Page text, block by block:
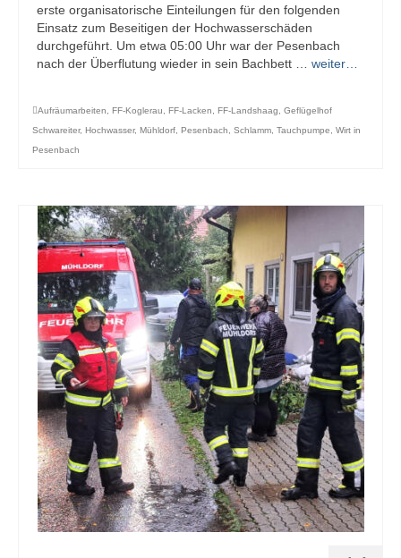
erste organisatorische Einteilungen für den folgenden
Einsatz zum Beseitigen der Hochwasserschäden
durchgeführt. Um etwa 05:00 Uhr war der Pesenbach
nach der Überflutung wieder in sein Bachbett … weiter…
Aufräumarbeiten FF-Koglerau FF-Lacken FF-Landshaag
Geflügelhof
Schwareiter, Hochwasser, Mühldorf Pesenbach Schlamm Tauchpumpe
Wirt in
Pesenbach